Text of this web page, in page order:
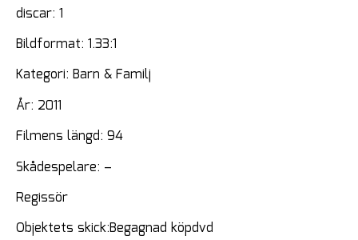
discar: 1
Bildformat: 1.33:1
Kategori: Barn & Familj
År: 2011
Filmens längd: 94
Skådespelare: –
Regissör
Objektets skick:Begagnad köpdvd